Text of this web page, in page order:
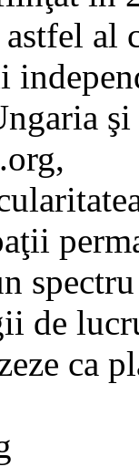
al
de
ca